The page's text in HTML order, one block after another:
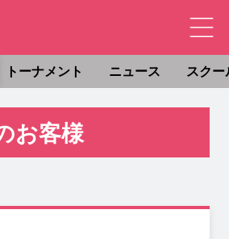
トーナメント ニュース スクー
お客様